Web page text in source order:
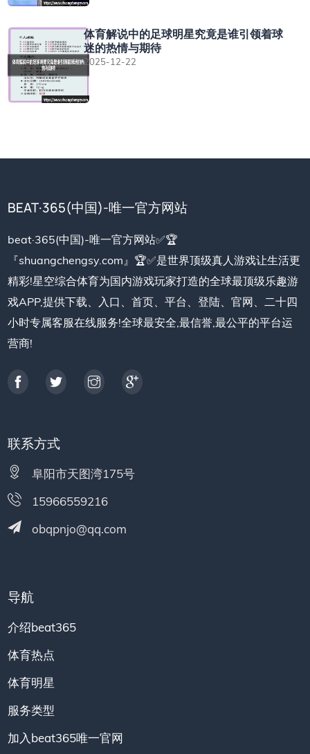
体育解说中的足球明星究竟是谁引领着球
迷的热情与期待
2025-12-22
BEAT·365(中国)-唯一官方网站
beat·365(中国)-唯一官方网站✅🏆
『shuangchengsy.com』🏆✅是世界顶级真人游戏让生活更
精彩!星空综合体育为国内游戏玩家打造的全球最顶级乐趣游
戏APP,提供下载、入口、首页、平台、登陆、官网、二十四
小时专属客服在线服务!全球最安全,最信誉,最公平的平台运
营商!
联系方式
阜阳市天图湾175号
15966559216
obqpnjo@qq.com
导航
介绍beat365
体育热点
体育明星
服务类型
加入beat365唯一官网